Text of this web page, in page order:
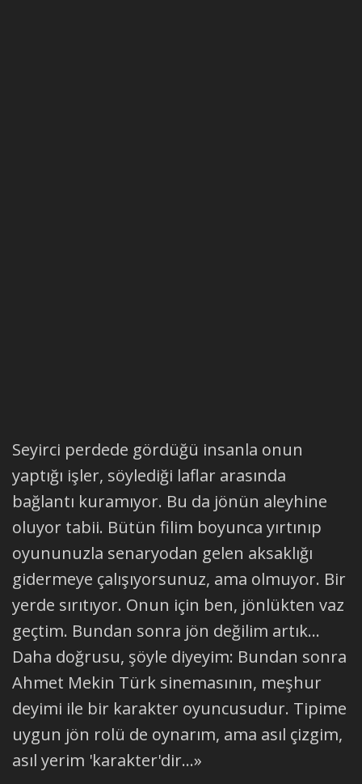
Seyirci perdede gördüğü insanla onun
yaptığı işler, söylediği laflar arasında
bağlantı kuramıyor. Bu da jönün aleyhine
oluyor tabii. Bütün filim boyunca yırtınıp
oyununuzla senaryodan gelen aksaklığı
gidermeye çalışıyorsunuz, ama olmuyor. Bir
yerde sırıtıyor. Onun için ben, jönlükten vaz
geçtim. Bundan sonra jön değilim artık...
Daha doğrusu, şöyle diyeyim: Bundan sonra
Ahmet Mekin Türk sinemasının, meşhur
deyimi ile bir karakter oyuncusudur. Tipime
uygun jön rolü de oynarım, ama asıl çizgim,
asıl yerim 'karakter'dir...»